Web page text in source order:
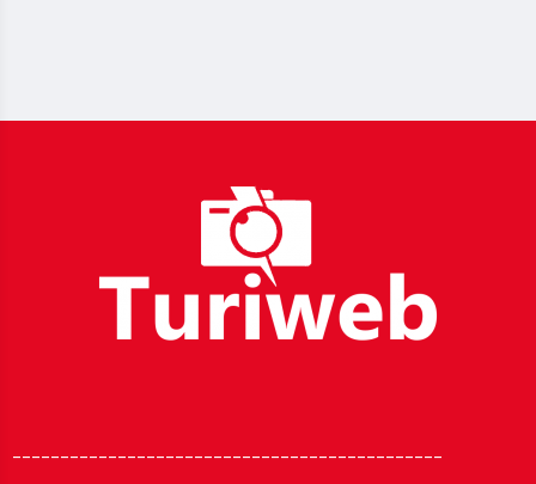
_____________________________________________